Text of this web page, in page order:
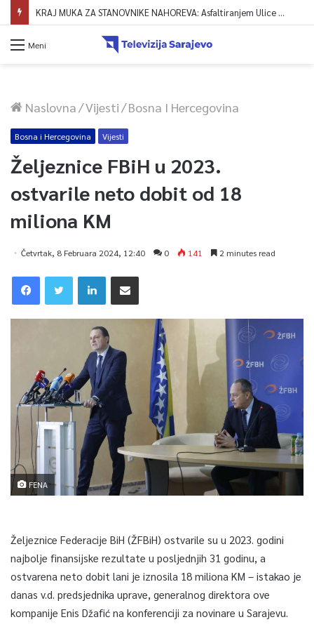
KRAJ MUKA ZA STANOVNIKE NAHOREVA: Asfaltiranjem Ulice Vranica brijeg spajaju se gornji i središnji dio naselja
Meni
Naslovna/Vijesti/Bosna I Hercegovina
Bosna i Hercegovina Vijesti
Željeznice FBiH u 2023.
ostvarile neto dobit od 18
miliona KM
Četvrtak, 8 Februara 2024, 12:40 0 141 2 minutes read
FENA
Željeznice Federacije BiH (ŽFBiH) ostvarile su u 2023. godini
najbolje finansijske rezultate u posljednjih 31 godinu, a
ostvarena neto dobit lani je iznosila 18 miliona KM – istakao je
danas v.d. predsjednika uprave, generalnog direktora ove
kompanije Enis Džafić na konferenciji za novinare u Sarajevu.